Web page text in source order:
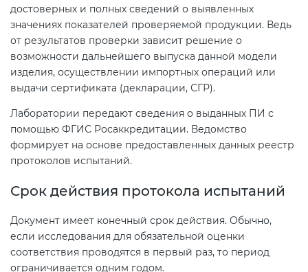
достоверных и полных сведений о выявленных
значениях показателей проверяемой продукции. Ведь
от результатов проверки зависит решение о
возможности дальнейшего выпуска данной модели
изделия, осуществлении импортных операций или
выдачи сертификата (декларации, СГР).
Лаборатории передают сведения о выданных ПИ с
помощью ФГИС Росаккредитации. Ведомство
формирует на основе предоставленных данных реестр
протоколов испытаний.
Срок действия протокола испытаний
Документ имеет конечный срок действия. Обычно,
если исследования для обязательной оценки
соответствия проводятся в первый раз, то период
ограничивается одним годом.